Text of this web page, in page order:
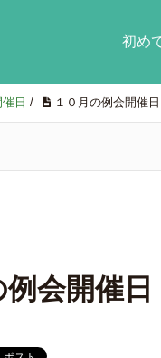
初め
催日 / １０月の例会開催日
例会開催日